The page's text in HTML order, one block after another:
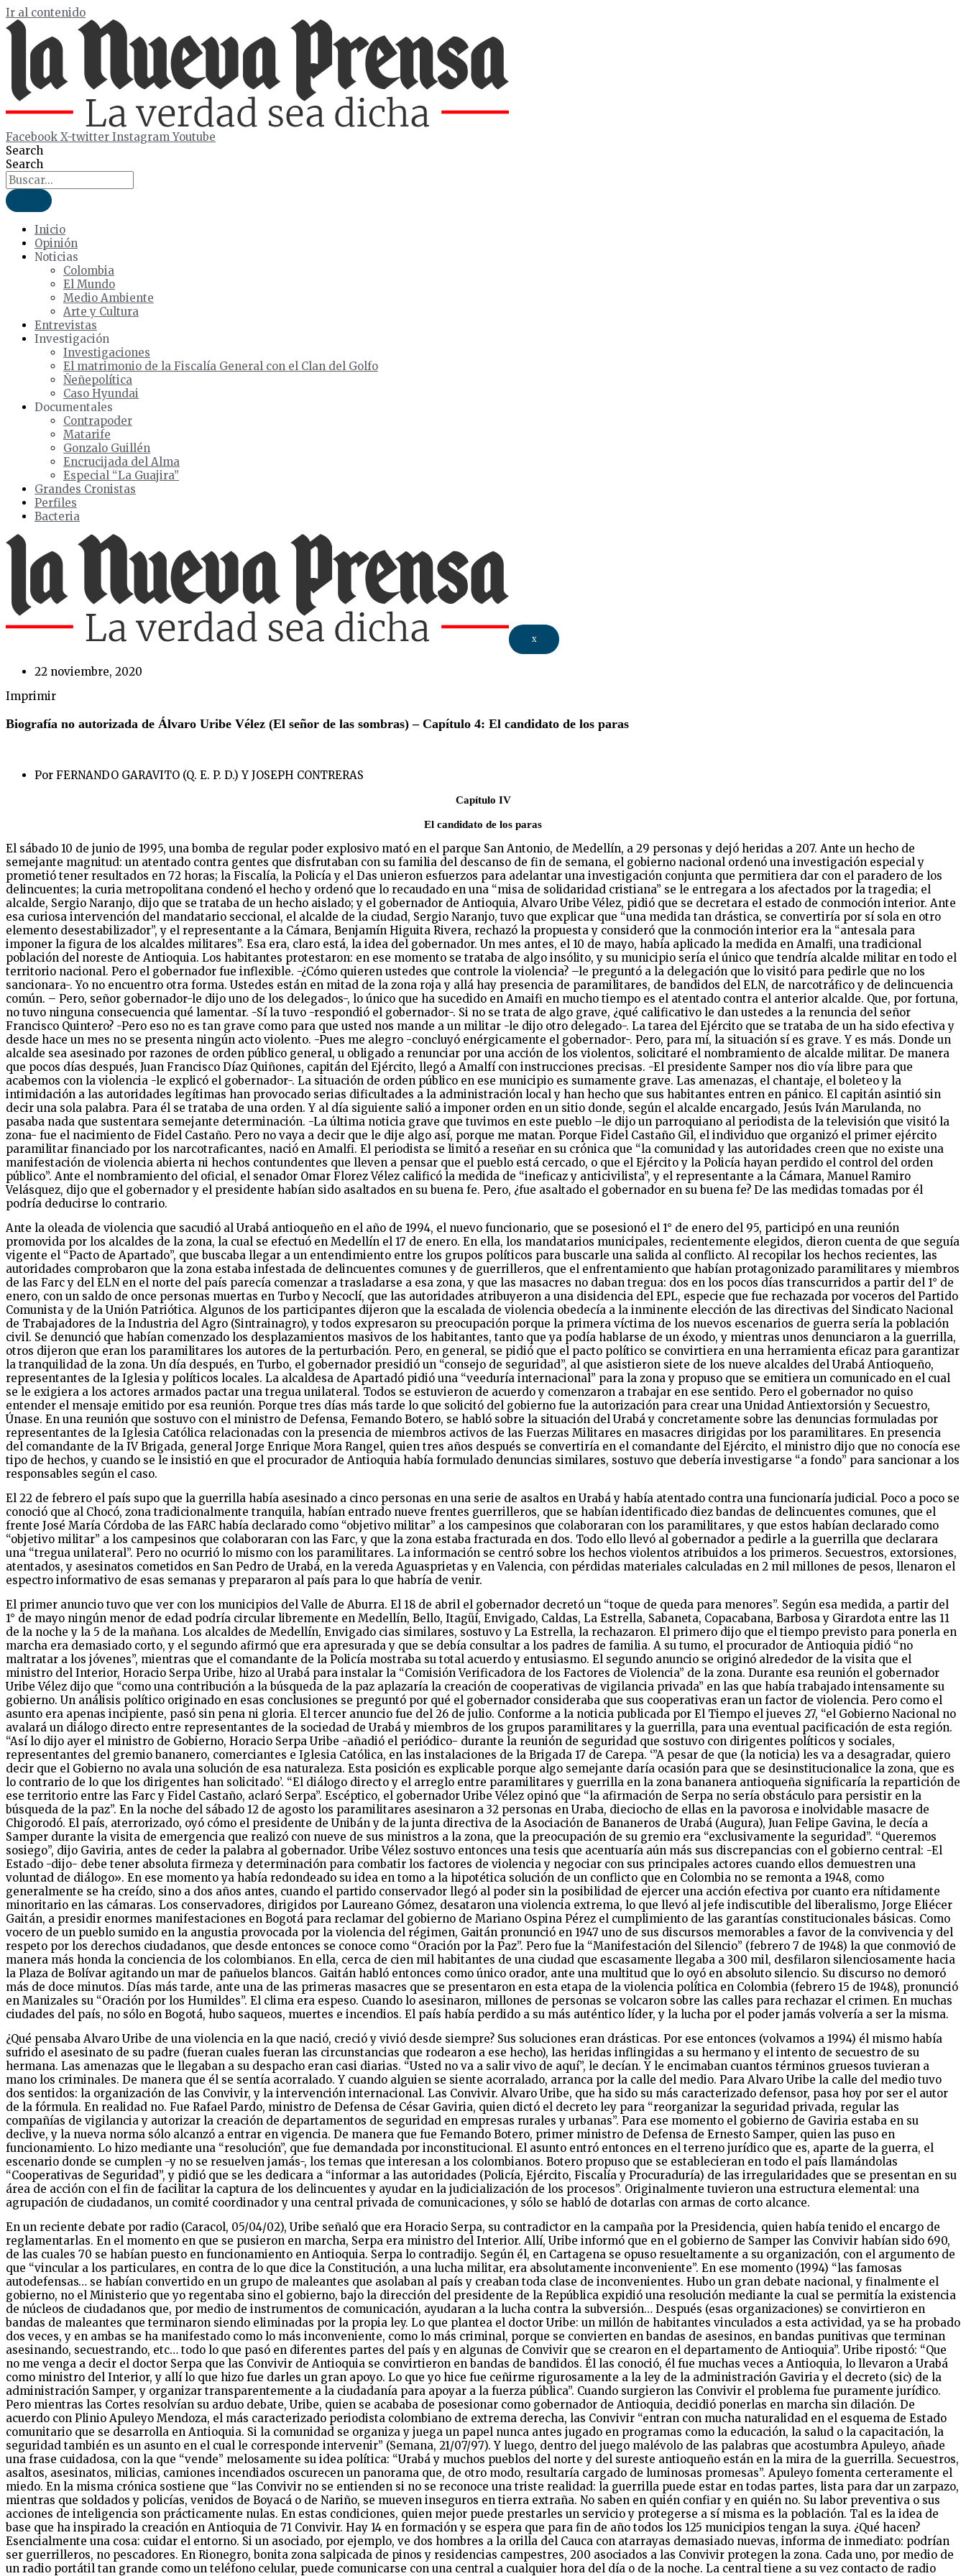
Ir al contenido
Facebook X-twitter Instagram Youtube
Search
Search
Inicio
Opinión
Noticias
Colombia
El Mundo
Medio Ambiente
Arte y Cultura
Entrevistas
Investigación
Investigaciones
El matrimonio de la Fiscalía General con el Clan del Golfo
Ñeñepolítica
Caso Hyundai
Documentales
Contrapoder
Matarife
Gonzalo Guillén
Encrucijada del Alma
Especial “La Guajira”
Grandes Cronistas
Perfiles
Bacteria
X
22 noviembre, 2020
Imprimir
Biografía no autorizada de Álvaro Uribe Vélez (El señor de las sombras) – Capítulo 4: El candidato de los paras
Por FERNANDO GARAVITO (Q. E. P. D.) Y JOSEPH CONTRERAS
Capítulo IV
El candidato de los paras
El sábado 10 de junio de 1995, una bomba de regular poder explosivo mató en el parque San Antonio, de Medellín, a 29 personas y dejó heridas a 207. Ante un hecho de
semejante magnitud: un atentado contra gentes que disfrutaban con su familia del descanso de fin de semana, el gobierno nacional ordenó una investigación especial y
prometió tener resultados en 72 horas; la Fiscalía, la Policía y el Das unieron esfuerzos para adelantar una investigación conjunta que permitiera dar con el paradero de los
delincuentes; la curia metropolitana condenó el hecho y ordenó que lo recaudado en una “misa de solidaridad cristiana” se le entregara a los afectados por la tragedia; el
alcalde, Sergio Naranjo, dijo que se trataba de un hecho aislado; y el gobernador de Antioquia, Alvaro Uribe Vélez, pidió que se decretara el estado de conmoción interior. Ante
esa curiosa intervención del mandatario seccional, el alcalde de la ciudad, Sergio Naranjo, tuvo que explicar que “una medida tan drástica, se convertiría por sí sola en otro
elemento desestabilizador”, y el representante a la Cámara, Benjamín Higuita Rivera, rechazó la propuesta y consideró que la conmoción interior era la “antesala para
imponer la figura de los alcaldes militares”. Esa era, claro está, la idea del gobernador. Un mes antes, el 10 de mayo, había aplicado la medida en Amalfi, una tradicional
población del noreste de Antioquia. Los habitantes protestaron: en ese momento se trataba de algo insólito, y su municipio sería el único que tendría alcalde militar en todo el
territorio nacional. Pero el gobernador fue inflexible. -¿Cómo quieren ustedes que controle la violencia? –le preguntó a la delegación que lo visitó para pedirle que no los
sancionara-. Yo no encuentro otra forma. Ustedes están en mitad de la zona roja y allá hay presencia de paramilitares, de bandidos del ELN, de narcotráfico y de delincuencia
común. – Pero, señor gobernador-le dijo uno de los delegados-, lo único que ha sucedido en Amaifi en mucho tiempo es el atentado contra el anterior alcalde. Que, por fortuna,
no tuvo ninguna consecuencia qué lamentar. -Sí la tuvo -respondió el gobernador-. Si no se trata de algo grave, ¿qué calificativo le dan ustedes a la renuncia del señor
Francisco Quintero? -Pero eso no es tan grave como para que usted nos mande a un militar -le dijo otro delegado-. La tarea del Ejército que se trataba de un ha sido efectiva y
desde hace un mes no se presenta ningún acto violento. -Pues me alegro -concluyó enérgicamente el gobernador-. Pero, para mí, la situación sí es grave. Y es más. Donde un
alcalde sea asesinado por razones de orden público general, u obligado a renunciar por una acción de los violentos, solicitaré el nombramiento de alcalde militar. De manera
que pocos días después, Juan Francisco Díaz Quiñones, capitán del Ejército, llegó a Amalfí con instrucciones precisas. -El presidente Samper nos dio vía libre para que
acabemos con la violencia -le explicó el gobernador-. La situación de orden público en ese municipio es sumamente grave. Las amenazas, el chantaje, el boleteo y la
intimidación a las autoridades legítimas han provocado serias dificultades a la administración local y han hecho que sus habitantes entren en pánico. El capitán asintió sin
decir una sola palabra. Para él se trataba de una orden. Y al día siguiente salió a imponer orden en un sitio donde, según el alcalde encargado, Jesús Iván Marulanda, no
pasaba nada que sustentara semejante determinación. -La última noticia grave que tuvimos en este pueblo –le dijo un parroquiano al periodista de la televisión que visitó la
zona- fue el nacimiento de Fidel Castaño. Pero no vaya a decir que le dije algo así, porque me matan. Porque Fidel Castaño Gil, el individuo que organizó el primer ejército
paramilitar financiado por los narcotraficantes, nació en Amalfi. El periodista se limitó a reseñar en su crónica que “la comunidad y las autoridades creen que no existe una
manifestación de violencia abierta ni hechos contundentes que lleven a pensar que el pueblo está cercado, o que el Ejército y la Policía hayan perdido el control del orden
público”. Ante el nombramiento del oficial, el senador Omar Florez Vélez calificó la medida de “ineficaz y anticivilista”, y el representante a la Cámara, Manuel Ramiro
Velásquez, dijo que el gobernador y el presidente habían sido asaltados en su buena fe. Pero, ¿fue asaltado el gobernador en su buena fe? De las medidas tomadas por él
podría deducirse lo contrario.
Ante la oleada de violencia que sacudió al Urabá antioqueño en el año de 1994, el nuevo funcionario, que se posesionó el 1° de enero del 95, participó en una reunión
promovida por los alcaldes de la zona, la cual se efectuó en Medellín el 17 de enero. En ella, los mandatarios municipales, recientemente elegidos, dieron cuenta de que seguía
vigente el “Pacto de Apartado”, que buscaba llegar a un entendimiento entre los grupos políticos para buscarle una salida al conflicto. Al recopilar los hechos recientes, las
autoridades comprobaron que la zona estaba infestada de delincuentes comunes y de guerrilleros, que el enfrentamiento que habían protagonizado paramilitares y miembros
de las Farc y del ELN en el norte del país parecía comenzar a trasladarse a esa zona, y que las masacres no daban tregua: dos en los pocos días transcurridos a partir del 1° de
enero, con un saldo de once personas muertas en Turbo y Necoclí, que las autoridades atribuyeron a una disidencia del EPL, especie que fue rechazada por voceros del Partido
Comunista y de la Unión Patriótica. Algunos de los participantes dijeron que la escalada de violencia obedecía a la inminente elección de las directivas del Sindicato Nacional
de Trabajadores de la Industria del Agro (Sintrainagro), y todos expresaron su preocupación porque la primera víctima de los nuevos escenarios de guerra sería la población
civil. Se denunció que habían comenzado los desplazamientos masivos de los habitantes, tanto que ya podía hablarse de un éxodo, y mientras unos denunciaron a la guerrilla,
otros dijeron que eran los paramilitares los autores de la perturbación. Pero, en general, se pidió que el pacto político se convirtiera en una herramienta eficaz para garantizar
la tranquilidad de la zona. Un día después, en Turbo, el gobernador presidió un “consejo de seguridad”, al que asistieron siete de los nueve alcaldes del Urabá Antioqueño,
representantes de la Iglesia y políticos locales. La alcaldesa de Apartadó pidió una “veeduría internacional” para la zona y propuso que se emitiera un comunicado en el cual
se le exigiera a los actores armados pactar una tregua unilateral. Todos se estuvieron de acuerdo y comenzaron a trabajar en ese sentido. Pero el gobernador no quiso
entender el mensaje emitido por esa reunión. Porque tres días más tarde lo que solicitó del gobierno fue la autorización para crear una Unidad Antiextorsión y Secuestro,
Únase. En una reunión que sostuvo con el ministro de Defensa, Femando Botero, se habló sobre la situación del Urabá y concretamente sobre las denuncias formuladas por
representantes de la Iglesia Católica relacionadas con la presencia de miembros activos de las Fuerzas Militares en masacres dirigidas por los paramilitares. En presencia
del comandante de la IV Brigada, general Jorge Enrique Mora Rangel, quien tres años después se convertiría en el comandante del Ejército, el ministro dijo que no conocía ese
tipo de hechos, y cuando se le insistió en que el procurador de Antioquia había formulado denuncias similares, sostuvo que debería investigarse “a fondo” para sancionar a los
responsables según el caso.
El 22 de febrero el país supo que la guerrilla había asesinado a cinco personas en una serie de asaltos en Urabá y había atentado contra una funcionaría judicial. Poco a poco se
conoció que al Chocó, zona tradicionalmente tranquila, habían entrado nueve frentes guerrilleros, que se habían identificado diez bandas de delincuentes comunes, que el
frente José María Córdoba de las FARC había declarado como “objetivo militar” a los campesinos que colaboraran con los paramilitares, y que estos habían declarado como
“objetivo militar” a los campesinos que colaboraran con las Farc, y que la zona estaba fracturada en dos. Todo ello llevó al gobernador a pedirle a la guerrilla que declarara
una “tregua unilateral”. Pero no ocurrió lo mismo con los paramilitares. La información se centró sobre los hechos violentos atribuidos a los primeros. Secuestros, extorsiones,
atentados, y asesinatos cometidos en San Pedro de Urabá, en la vereda Aguasprietas y en Valencia, con pérdidas materiales calculadas en 2 mil millones de pesos, llenaron el
espectro informativo de esas semanas y prepararon al país para lo que habría de venir.
El primer anuncio tuvo que ver con los municipios del Valle de Aburra. El 18 de abril el gobernador decretó un “toque de queda para menores”. Según esa medida, a partir del
1° de mayo ningún menor de edad podría circular libremente en Medellín, Bello, Itagüí, Envigado, Caldas, La Estrella, Sabaneta, Copacabana, Barbosa y Girardota entre las 11
de la noche y la 5 de la mañana. Los alcaldes de Medellín, Envigado cias similares, sostuvo y La Estrella, la rechazaron. El primero dijo que el tiempo previsto para ponerla en
marcha era demasiado corto, y el segundo afirmó que era apresurada y que se debía consultar a los padres de familia. A su tumo, el procurador de Antioquia pidió “no
maltratar a los jóvenes”, mientras que el comandante de la Policía mostraba su total acuerdo y entusiasmo. El segundo anuncio se originó alrededor de la visita que el
ministro del Interior, Horacio Serpa Uribe, hizo al Urabá para instalar la “Comisión Verificadora de los Factores de Violencia” de la zona. Durante esa reunión el gobernador
Uribe Vélez dijo que “como una contribución a la búsqueda de la paz aplazaría la creación de cooperativas de vigilancia privada” en las que había trabajado intensamente su
gobierno. Un análisis político originado en esas conclusiones se preguntó por qué el gobernador consideraba que sus cooperativas eran un factor de violencia. Pero como el
asunto era apenas incipiente, pasó sin pena ni gloria. El tercer anuncio fue del 26 de julio. Conforme a la noticia publicada por El Tiempo el jueves 27, “el Gobierno Nacional no
avalará un diálogo directo entre representantes de la sociedad de Urabá y miembros de los grupos paramilitares y la guerrilla, para una eventual pacificación de esta región.
“Así lo dijo ayer el ministro de Gobierno, Horacio Serpa Uribe -añadió el periódico- durante la reunión de seguridad que sostuvo con dirigentes políticos y sociales,
representantes del gremio bananero, comerciantes e Iglesia Católica, en las instalaciones de la Brigada 17 de Carepa. ‘”A pesar de que (la noticia) les va a desagradar, quiero
decir que el Gobierno no avala una solución de esa naturaleza. Esta posición es explicable porque algo semejante daría ocasión para que se desinstitucionalice la zona, que es
lo contrario de lo que los dirigentes han solicitado’. “El diálogo directo y el arreglo entre paramilitares y guerrilla en la zona bananera antioqueña significaría la repartición de
ese territorio entre las Farc y Fidel Castaño, aclaró Serpa”. Escéptico, el gobernador Uribe Vélez opinó que “la afirmación de Serpa no sería obstáculo para persistir en la
búsqueda de la paz”. En la noche del sábado 12 de agosto los paramilitares asesinaron a 32 personas en Uraba, dieciocho de ellas en la pavorosa e inolvidable masacre de
Chigorodó. El país, aterrorizado, oyó cómo el presidente de Unibán y de la junta directiva de la Asociación de Bananeros de Urabá (Augura), Juan Felipe Gavina, le decía a
Samper durante la visita de emergencia que realizó con nueve de sus ministros a la zona, que la preocupación de su gremio era “exclusivamente la seguridad”. “Queremos
sosiego”, dijo Gaviria, antes de ceder la palabra al gobernador. Uribe Vélez sostuvo entonces una tesis que acentuaría aún más sus discrepancias con el gobierno central: -El
Estado -dijo- debe tener absoluta firmeza y determinación para combatir los factores de violencia y negociar con sus principales actores cuando ellos demuestren una
voluntad de diálogo». En ese momento ya había redondeado su idea en tomo a la hipotética solución de un conflicto que en Colombia no se remonta a 1948, como
generalmente se ha creído, sino a dos años antes, cuando el partido conservador llegó al poder sin la posibilidad de ejercer una acción efectiva por cuanto era nítidamente
minoritario en las cámaras. Los conservadores, dirigidos por Laureano Gómez, desataron una violencia extrema, lo que llevó al jefe indiscutible del liberalismo, Jorge Eliécer
Gaitán, a presidir enormes manifestaciones en Bogotá para reclamar del gobierno de Mariano Ospina Pérez el cumplimiento de las garantías constitucionales básicas. Como
vocero de un pueblo sumido en la angustia provocada por la violencia del régimen, Gaitán pronunció en 1947 uno de sus discursos memorables a favor de la convivencia y del
respeto por los derechos ciudadanos, que desde entonces se conoce como “Oración por la Paz”. Pero fue la “Manifestación del Silencio” (febrero 7 de 1948) la que conmovió de
manera más honda la conciencia de los colombianos. En ella, cerca de cien mil habitantes de una ciudad que escasamente llegaba a 300 mil, desfilaron silenciosamente hacia
la Plaza de Bolívar agitando un mar de pañuelos blancos. Gaitán habló entonces como único orador, ante una multitud que lo oyó en absoluto silencio. Su discurso no demoró
más de doce minutos. Días más tarde, ante una de las primeras masacres que se presentaron en esta etapa de la violencia política en Colombia (febrero 15 de 1948), pronunció
en Manizales su “Oración por los Humildes”. El clima era espeso. Cuando lo asesinaron, millones de personas se volcaron sobre las calles para rechazar el crimen. En muchas
ciudades del país, no sólo en Bogotá, hubo saqueos, muertes e incendios. El país había perdido a su más auténtico líder, y la lucha por el poder jamás volvería a ser la misma.
¿Qué pensaba Alvaro Uribe de una violencia en la que nació, creció y vivió desde siempre? Sus soluciones eran drásticas. Por ese entonces (volvamos a 1994) él mismo había
sufrido el asesinato de su padre (fueran cuales fueran las circunstancias que rodearon a ese hecho), las heridas inflingidas a su hermano y el intento de secuestro de su
hermana. Las amenazas que le llegaban a su despacho eran casi diarias. “Usted no va a salir vivo de aquí”, le decían. Y le encimaban cuantos términos gruesos tuvieran a
mano los criminales. De manera que él se sentía acorralado. Y cuando alguien se siente acorralado, arranca por la calle del medio. Para Alvaro Uribe la calle del medio tuvo
dos sentidos: la organización de las Convivir, y la intervención internacional. Las Convivir. Alvaro Uribe, que ha sido su más caracterizado defensor, pasa hoy por ser el autor
de la fórmula. En realidad no. Fue Rafael Pardo, ministro de Defensa de César Gaviria, quien dictó el decreto ley para “reorganizar la seguridad privada, regular las
compañías de vigilancia y autorizar la creación de departamentos de seguridad en empresas rurales y urbanas”. Para ese momento el gobierno de Gaviria estaba en su
declive, y la nueva norma sólo alcanzó a entrar en vigencia. De manera que fue Femando Botero, primer ministro de Defensa de Ernesto Samper, quien las puso en
funcionamiento. Lo hizo mediante una “resolución”, que fue demandada por inconstitucional. El asunto entró entonces en el terreno jurídico que es, aparte de la guerra, el
escenario donde se cumplen -y no se resuelven jamás-, los temas que interesan a los colombianos. Botero propuso que se establecieran en todo el país llamándolas
“Cooperativas de Seguridad”, y pidió que se les dedicara a “informar a las autoridades (Policía, Ejército, Fiscalía y Procuraduría) de las irregularidades que se presentan en su
área de acción con el fin de facilitar la captura de los delincuentes y ayudar en la judicialización de los procesos”. Originalmente tuvieron una estructura elemental: una
agrupación de ciudadanos, un comité coordinador y una central privada de comunicaciones, y sólo se habló de dotarlas con armas de corto alcance.
En un reciente debate por radio (Caracol, 05/04/02), Uribe señaló que era Horacio Serpa, su contradictor en la campaña por la Presidencia, quien había tenido el encargo de
reglamentarlas. En el momento en que se pusieron en marcha, Serpa era ministro del Interior. Allí, Uribe informó que en el gobierno de Samper las Convivir habían sido 690,
de las cuales 70 se habían puesto en funcionamiento en Antioquia. Serpa lo contradijo. Según él, en Cartagena se opuso resueltamente a su organización, con el argumento de
que “vincular a los particulares, en contra de lo que dice la Constitución, a una lucha militar, era absolutamente inconveniente”. En ese momento (1994) “las famosas
autodefensas… se habían convertido en un grupo de maleantes que asolaban al país y creaban toda clase de inconvenientes. Hubo un gran debate nacional, y finalmente el
gobierno, no el Ministerio que yo regentaba sino el gobierno, bajo la dirección del presidente de la República expidió una resolución mediante la cual se permitía la existencia
de núcleos de ciudadanos que, por medio de instrumentos de comunicación, ayudaran a la lucha contra la subversión… Después (esas organizaciones) se convirtieron en
bandas de maleantes que terminaron siendo eliminadas por la propia ley. Lo que plantea el doctor Uribe: un millón de habitantes vinculados a esta actividad, ya se ha probado
dos veces, y en ambas se ha manifestado como lo más inconveniente, como lo más criminal, porque se convierten en bandas de asesinos, en bandas punitivas que terminan
asesinando, secuestrando, etc… todo lo que pasó en diferentes partes del país y en algunas de Convivir que se crearon en el departamento de Antioquia”. Uribe ripostó: “Que
no me venga a decir el doctor Serpa que las Convivir de Antioquia se convirtieron en bandas de bandidos. Él las conoció, él fue muchas veces a Antioquia, lo llevaron a Urabá
como ministro del Interior, y allí lo que hizo fue darles un gran apoyo. Lo que yo hice fue ceñirme rigurosamente a la ley de la administración Gaviria y el decreto (sic) de la
administración Samper, y organizar transparentemente a la ciudadanía para apoyar a la fuerza pública”. Cuando surgieron las Convivir el problema fue puramente jurídico.
Pero mientras las Cortes resolvían su arduo debate, Uribe, quien se acababa de posesionar como gobernador de Antioquia, decidió ponerlas en marcha sin dilación. De
acuerdo con Plinio Apuleyo Mendoza, el más caracterizado periodista colombiano de extrema derecha, las Convivir “entran con mucha naturalidad en el esquema de Estado
comunitario que se desarrolla en Antioquia. Si la comunidad se organiza y juega un papel nunca antes jugado en programas como la educación, la salud o la capacitación, la
seguridad también es un asunto en el cual le corresponde intervenir” (Semana, 21/07/97). Y luego, dentro del juego malévolo de las palabras que acostumbra Apuleyo, añade
una frase cuidadosa, con la que “vende” melosamente su idea política: “Urabá y muchos pueblos del norte y del sureste antioqueño están en la mira de la guerrilla. Secuestros,
asaltos, asesinatos, milicias, camiones incendiados oscurecen un panorama que, de otro modo, resultaría cargado de luminosas promesas”. Apuleyo fomenta certeramente el
miedo. En la misma crónica sostiene que “las Convivir no se entienden si no se reconoce una triste realidad: la guerrilla puede estar en todas partes, lista para dar un zarpazo,
mientras que soldados y policías, venidos de Boyacá o de Nariño, se mueven inseguros en tierra extraña. No saben en quién confiar y en quién no. Su labor preventiva o sus
acciones de inteligencia son prácticamente nulas. En estas condiciones, quien mejor puede prestarles un servicio y protegerse a sí misma es la población. Tal es la idea de
base que ha inspirado la creación en Antioquia de 71 Convivir. Hay 14 en formación y se espera que para fin de año todos los 125 municipios tengan la suya. ¿Qué hacen?
Esencialmente una cosa: cuidar el entorno. Si un asociado, por ejemplo, ve dos hombres a la orilla del Cauca con atarrayas demasiado nuevas, informa de inmediato: podrían
ser guerrilleros, no pescadores. En Rionegro, bonita zona salpicada de pinos y residencias campestres, 200 asociados a las Convivir protegen la zona. Cada uno, por medio de
un radio portátil tan grande como un teléfono celular, puede comunicarse con una central a cualquier hora del día o de la noche. La central tiene a su vez contacto de radio